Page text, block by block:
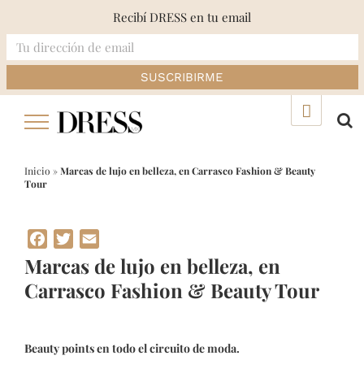
Inicio »Marcas de lujo en belleza, en Carrasco Fashion & Beauty
Tour
Facebook
Twitter
Marcas de lujo en belleza, en
Carrasco Fashion & Beauty Tour
Beauty points en todo el circuito de moda.
Recibí DRESS en tu email